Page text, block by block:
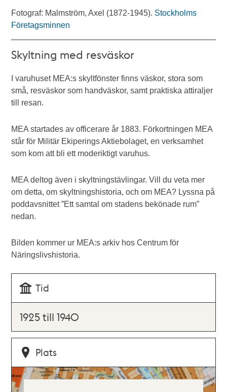
Fotograf: Malmström, Axel (1872-1945). Stockholms
Företagsminnen
Skyltning med resväskor
I varuhuset MEA:s skyltfönster finns väskor, stora som
små, resväskor som handväskor, samt praktiska attiraljer
till resan.
MEA startades av officerare år 1883. Förkortningen MEA
står för Militär Ekiperings Aktiebolaget, en verksamhet
som kom att bli ett moderiktigt varuhus.
MEA deltog även i skyltningstävlingar. Vill du veta mer
om detta, om skyltningshistoria, och om MEA? Lyssna på
poddavsnittet ”Ett samtal om stadens bekönade rum”
nedan.
Bilden kommer ur MEA:s arkiv hos Centrum för
Näringslivshistoria.
Tid
1925 till 1940
Plats